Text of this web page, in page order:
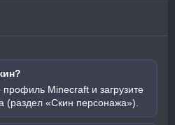
профиль Minecraft и загрузите
(раздел «Скин персонажа»).